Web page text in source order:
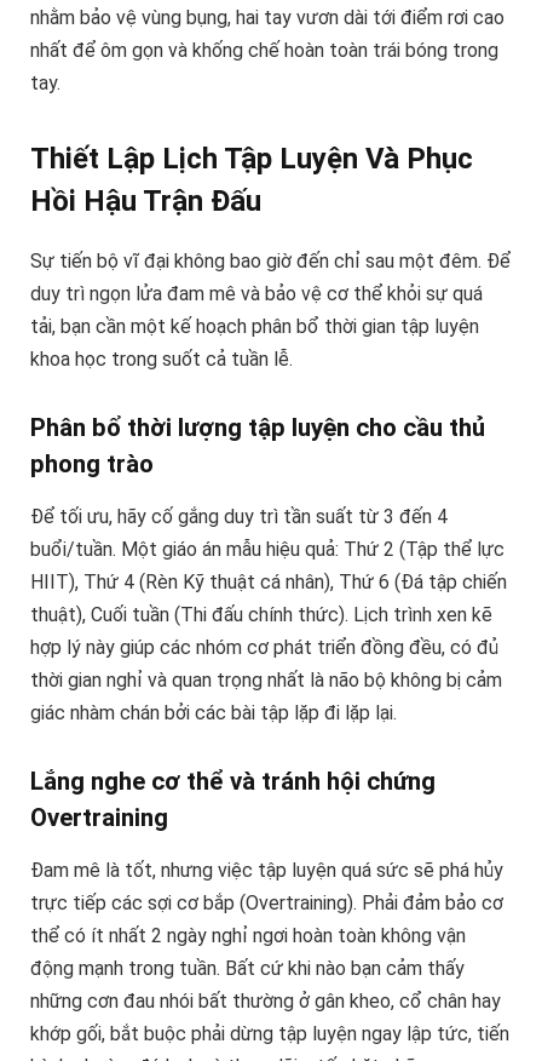
nhằm bảo vệ vùng bụng, hai tay vươn dài tới điểm rơi cao
nhất để ôm gọn và khống chế hoàn toàn trái bóng trong
tay.
Thiết Lập Lịch Tập Luyện Và Phục
Hồi Hậu Trận Đấu
Sự tiến bộ vĩ đại không bao giờ đến chỉ sau một đêm. Để
duy trì ngọn lửa đam mê và bảo vệ cơ thể khỏi sự quá
tải, bạn cần một kế hoạch phân bổ thời gian tập luyện
khoa học trong suốt cả tuần lễ.
Phân bổ thời lượng tập luyện cho cầu thủ
phong trào
Để tối ưu, hãy cố gắng duy trì tần suất từ 3 đến 4
buổi/tuần. Một giáo án mẫu hiệu quả: Thứ 2 (Tập thể lực
HIIT), Thứ 4 (Rèn Kỹ thuật cá nhân), Thứ 6 (Đá tập chiến
thuật), Cuối tuần (Thi đấu chính thức). Lịch trình xen kẽ
hợp lý này giúp các nhóm cơ phát triển đồng đều, có đủ
thời gian nghỉ và quan trọng nhất là não bộ không bị cảm
giác nhàm chán bởi các bài tập lặp đi lặp lại.
Lắng nghe cơ thể và tránh hội chứng
Overtraining
Đam mê là tốt, nhưng việc tập luyện quá sức sẽ phá hủy
trực tiếp các sợi cơ bắp (Overtraining). Phải đảm bảo cơ
thể có ít nhất 2 ngày nghỉ ngơi hoàn toàn không vận
động mạnh trong tuần. Bất cứ khi nào bạn cảm thấy
những cơn đau nhói bất thường ở gân kheo, cổ chân hay
khớp gối, bắt buộc phải dừng tập luyện ngay lập tức, tiến